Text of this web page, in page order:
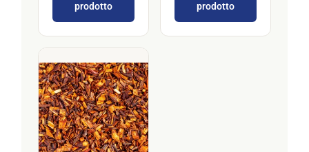
prodotto
prodotto